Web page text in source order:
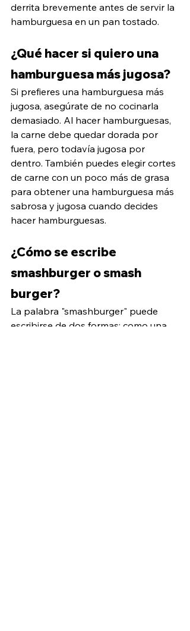
derrita brevemente antes de servir la
hamburguesa en un pan tostado.
¿Qué hacer si quiero una
hamburguesa más jugosa?
Si prefieres una hamburguesa más
jugosa, asegúrate de no cocinarla
demasiado. Al hacer hamburguesas,
la carne debe quedar dorada por
fuera, pero todavía jugosa por
dentro. También puedes elegir cortes
de carne con un poco más de grasa
para obtener una hamburguesa más
sabrosa y jugosa cuando decides
hacer hamburguesas.
¿Cómo se escribe
smashburger o smash
burger?
La palabra "smashburger" puede
escribirse de dos formas: como una